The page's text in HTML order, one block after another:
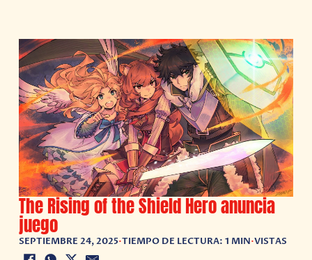
The Rising of the Shield Hero anuncia
juego
SEPTIEMBRE 24, 2025•TIEMPO DE LECTURA: 1 MIN•VISTAS